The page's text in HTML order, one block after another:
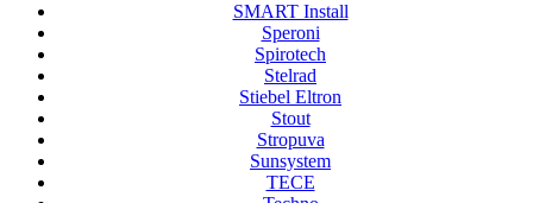
SMART Install
Speroni
Spirotech
Stelrad
Stiebel Eltron
Stout
Stropuva
Sunsystem
TECE